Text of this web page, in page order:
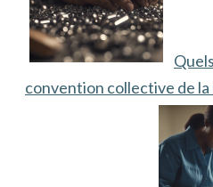
convention collective de